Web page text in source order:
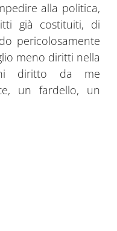
alla politica,
già costituiti, di
pericolosamente
meno diritti nella
diritto da me
un fardello, un